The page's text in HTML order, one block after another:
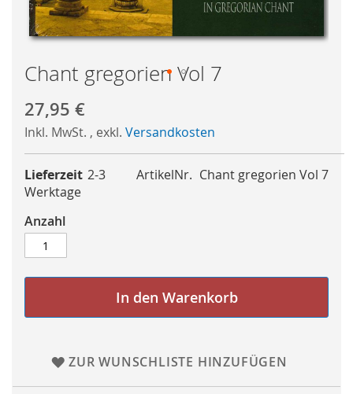
to
the
the
images
gallery
Chant gregorien Vol 7
27,95 €
Inkl. MwSt. , exkl. Versandkosten
ArtikelNr. Chant gregorien Vol 7
Lieferzeit 2-3
Werktage
Anzahl
In den Warenkorb
ZUR WUNSCHLISTE HINZUFÜGEN